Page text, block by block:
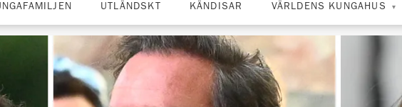
UTLÄNDSKT KÄNDISAR VÄRLDENS KUNGAHUS